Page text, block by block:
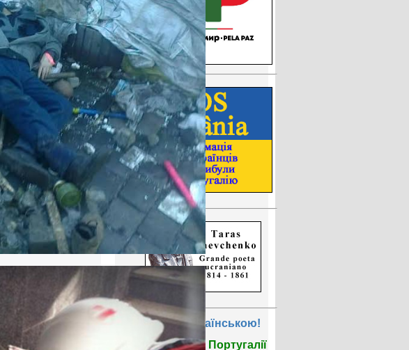
Читати Українською!
Бібліотека у Португалії